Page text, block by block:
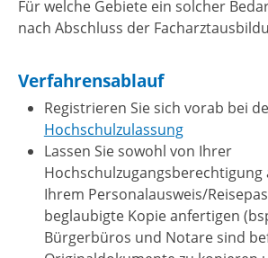
Für welche Gebiete ein solcher
nach Abschluss der
Verfahrensablauf
Registrieren Sie sich vorab bei
Hochschulzulassung
Lassen Sie sowohl von Ihrer
Hochschulzugangsberechtigung
Ihrem Personalausweis/
beglaubigte Kopie anfertigen
Bürgerbüros und Notare sind